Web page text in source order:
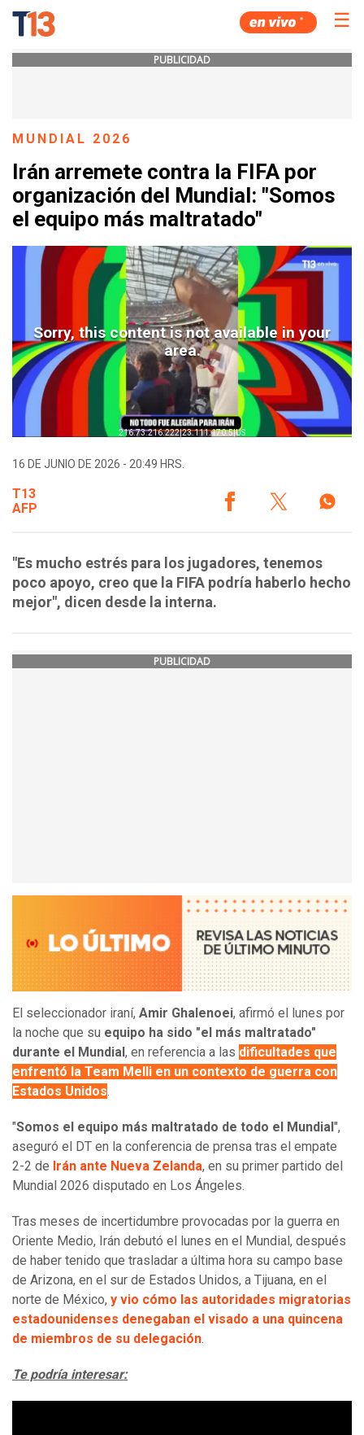
☰
PUBLICIDAD
MUNDIAL 2026
Irán arremete contra la FIFA por
organización del Mundial: "Somos
el equipo más maltratado"
16 DE JUNIO DE 2026 - 20:49 HRS.
T13
AFP
"Es mucho estrés para los jugadores, tenemos
poco apoyo, creo que la FIFA podría haberlo hecho
mejor", dicen desde la interna.
PUBLICIDAD
El seleccionador iraní, Amir Ghalenoei, afirmó el lunes por
la noche que su equipo ha sido "el más maltratado"
durante el Mundial, en referencia a las dificultades que
enfrentó la Team Melli en un contexto de guerra con
Estados Unidos.
"Somos el equipo más maltratado de todo el Mundial",
aseguró el DT en la conferencia de prensa tras el empate
2-2 de Irán ante Nueva Zelanda, en su primer partido del
Mundial 2026 disputado en Los Ángeles.
Tras meses de incertidumbre provocadas por la guerra en
Oriente Medio, Irán debutó el lunes en el Mundial, después
de haber tenido que trasladar a última hora su campo base
de Arizona, en el sur de Estados Unidos, a Tijuana, en el
norte de México, y vio cómo las autoridades migratorias
estadounidenses denegaban el visado a una quincena
de miembros de su delegación.
Te podría interesar: